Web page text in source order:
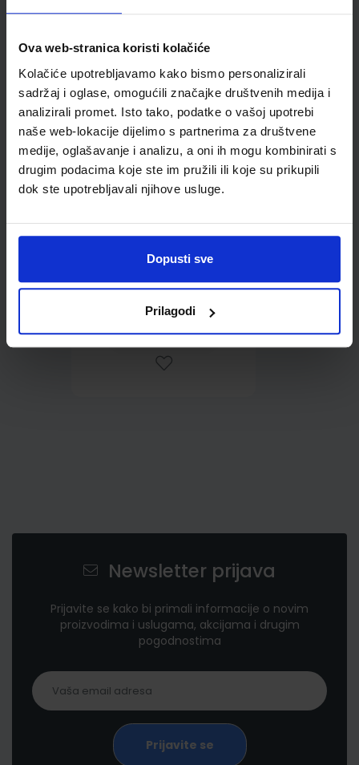
Ova web-stranica koristi kolačiće
Kolačiće upotrebljavamo kako bismo personalizirali
sadržaj i oglase, omogućili značajke društvenih medija i
analizirali promet. Isto tako, podatke o vašoj upotrebi
naše web-lokacije dijelimo s partnerima za društvene
medije, oglašavanje i analizu, a oni ih mogu kombinirati s
drugim podacima koje ste im pružili ili koje su prikupili
dok ste upotrebljavali njihove usluge.
Dopusti sve
Prilagodi
Omot PVC za školske
udžbenike; dimenzije
413x287; tip 239
0,85 €
Newsletter prijava
Prijavite se kako bi primali informacije o novim
proizvodima i uslugama, akcijama i drugim
pogodnostima